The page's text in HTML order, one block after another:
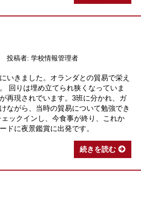
投稿者: 学校情報管理者
いきました。オランダとの貿易で栄え
回りは埋め立てられ狭くなっていま
再現されでいます。3班に分かれ、ガ
ながら、当時の貿易について勉強でき
ックインし、今食事が終り、これか
ドに夜景鑑賞に出発です。
続きを読む